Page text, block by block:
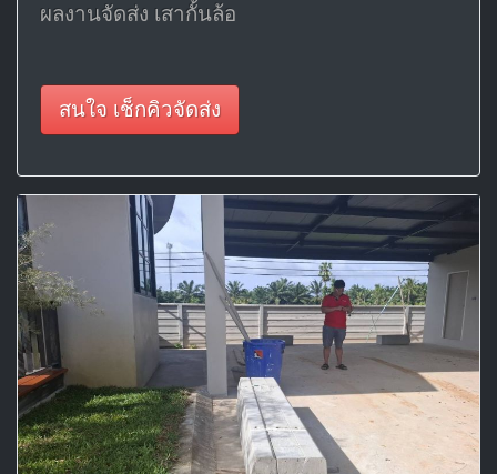
ผลงานจัดส่ง เสากั้นล้อ
สนใจ เช็กคิวจัดส่ง